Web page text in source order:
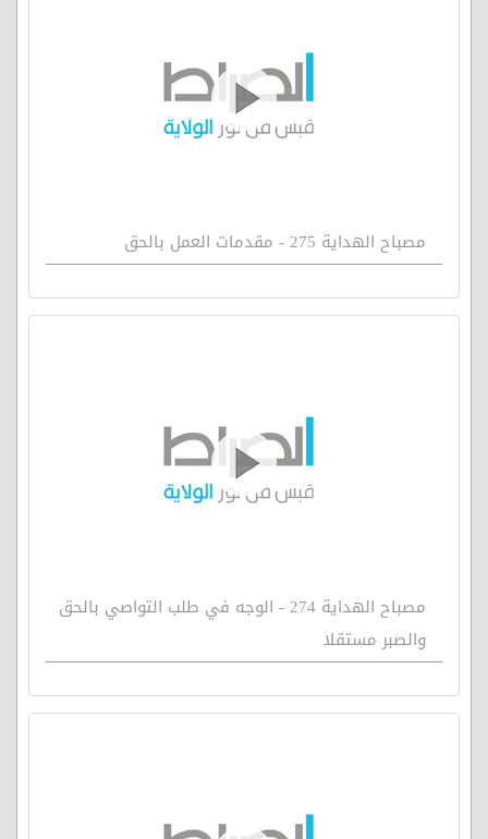
مصباح الهداية 275 - مقدمات العمل بالحق
مصباح الهداية 274 - الوجه في طلب التواصي بالحق
والصبر مستقلا